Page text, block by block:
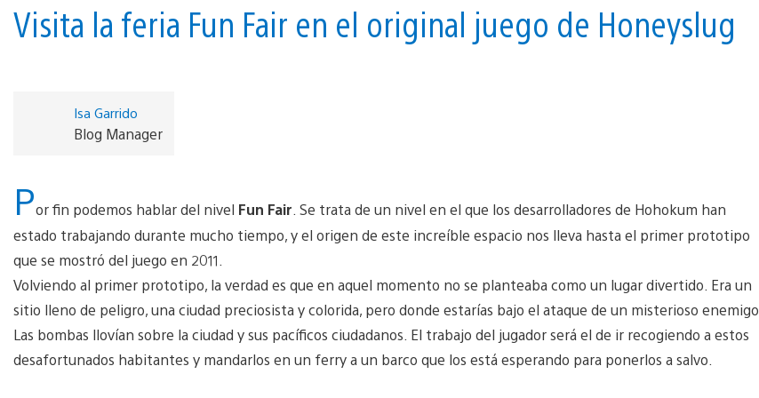
Visita la feria Fun Fair en el original juego de Honeyslug
Isa Garrido
Blog Manager
Por fin podemos hablar del nivel Fun Fair . Se trata de un nivel en el que los desarrolladores de Hohokum han
estado trabajando durante mucho tiempo, y el origen de este increíble espacio nos lleva hasta el primer prototipo
que se mostró del juego en 2011.
Volviendo al primer prototipo, la verdad es que en aquel momento no se planteaba como un lugar divertido. Era un
sitio lleno de peligro, una ciudad preciosista y colorida, pero donde estarías bajo el ataque de un misterioso enemigo.
Las bombas llovían sobre la ciudad y sus pacíficos ciudadanos. El trabajo del jugador será el de ir recogiendo a estos
desafortunados habitantes y mandarlos en un ferry a un barco que los está esperando para ponerlos a salvo.